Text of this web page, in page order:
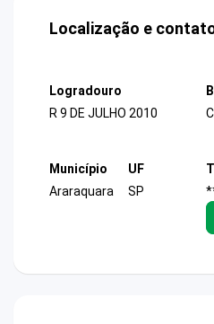
Localização e
Logradouro
R 9 DE JULHO 2010
Município
Araraquara
UF
SP